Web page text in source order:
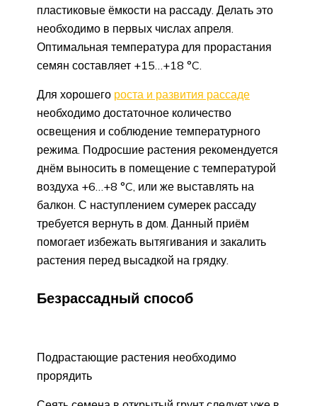
пластиковые ёмкости на рассаду. Делать это
необходимо в первых числах апреля.
Оптимальная температура для прорастания
семян составляет +15…+18 °C.
Для хорошего роста и развития рассаде
необходимо достаточное количество
освещения и соблюдение температурного
режима. Подросшие растения рекомендуется
днём выносить в помещение с температурой
воздуха +6…+8 °C, или же выставлять на
балкон. С наступлением сумерек рассаду
требуется вернуть в дом. Данный приём
помогает избежать вытягивания и закалить
растения перед высадкой на грядку.
Безрассадный способ
Подрастающие растения необходимо
прорядить